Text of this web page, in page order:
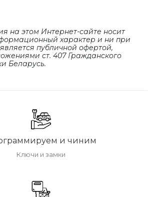
на этом Интернет-сайте носит
характер и ни при
публичной офертой,
cт. 407 Гражданского
Беларусь.
и чиним
Ключи и замки